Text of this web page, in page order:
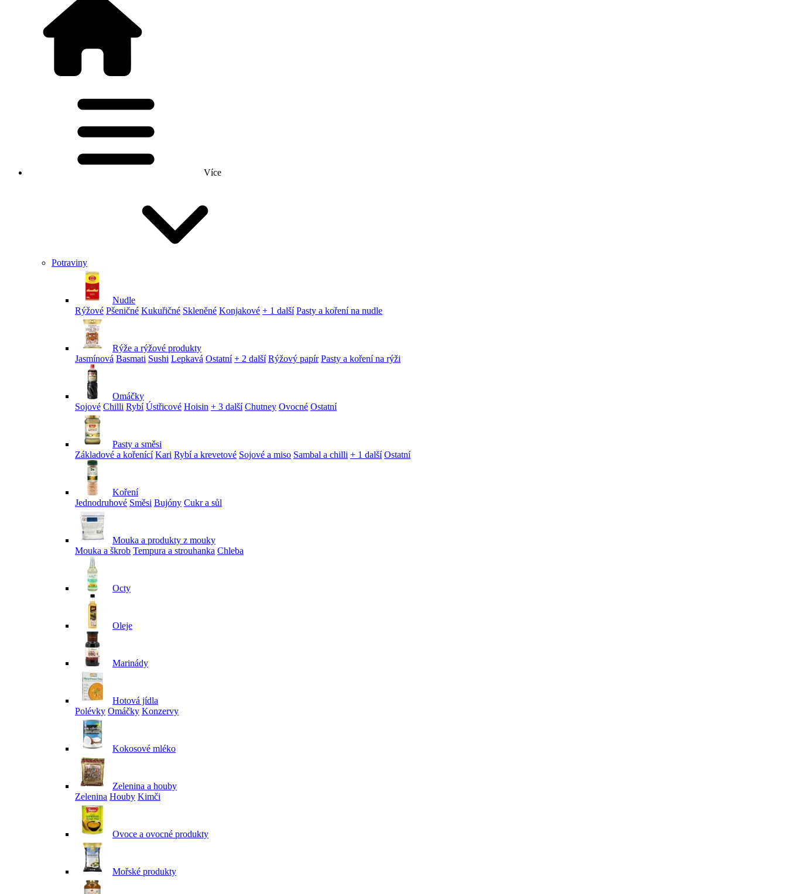
Více
Potraviny
Nudle
Rýžové Pšeničné Kukuřičné Skleněné Konjakové + 1 další Pasty a koření na nudle
Rýže a rýžové produkty
Jasmínová Basmati Sushi Lepkavá Ostatní + 2 další Rýžový papír Pasty a koření na rýži
Omáčky
Sojové Chilli Rybí Ústřicové Hoisin + 3 další Chutney Ovocné Ostatní
Pasty a směsi
Základové a kořenící Kari Rybí a krevetové Sojové a miso Sambal a chilli + 1 další Ostatní
Koření
Jednodruhové Směsi Bujóny Cukr a sůl
Mouka a produkty z mouky
Mouka a škrob Tempura a strouhanka Chleba
Octy
Oleje
Marinády
Hotová jídla
Polévky Omáčky Konzervy
Kokosové mléko
Zelenina a houby
Zelenina Houby Kimči
Ovoce a ovocné produkty
Mořské produkty